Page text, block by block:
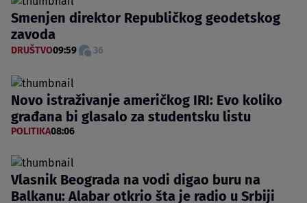
Smenjen direktor Republičkog geodetskog
zavoda
DRUŠTVO09:59 36
Novo istraživanje američkog IRI: Evo koliko
građana bi glasalo za studentsku listu
POLITIKA08:06
Vlasnik Beograda na vodi digao buru na
Balkanu: Alabar otkrio šta je radio u Srbiji